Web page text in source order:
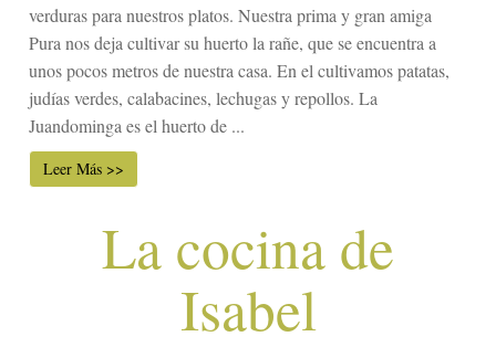
verduras para nuestros platos. Nuestra prima y gran amiga
Pura nos deja cultivar su huerto la rañe, que se encuentra a
unos pocos metros de nuestra casa. En el cultivamos patatas,
judías verdes, calabacines, lechugas y repollos. La
Juandominga es el huerto de ...
Leer Más >>
La cocina de
Isabel